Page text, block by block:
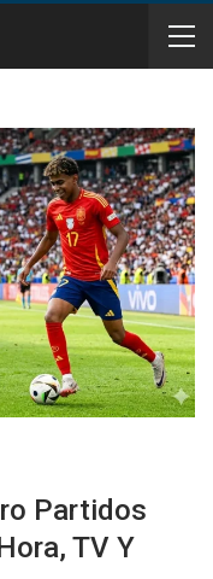
Partidos
TV Y